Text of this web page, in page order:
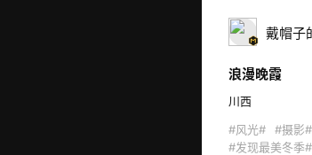
戴帽子
浪漫晚霞
川西
#风光#
#摄影#
#发现最美冬季#